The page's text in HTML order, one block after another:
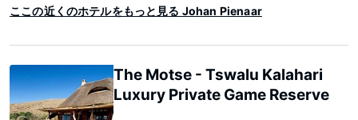
ここの近くのホテルをもっと見る Johan Pienaar
The Motse - Tswalu Kalahari
Luxury Private Game Reserve